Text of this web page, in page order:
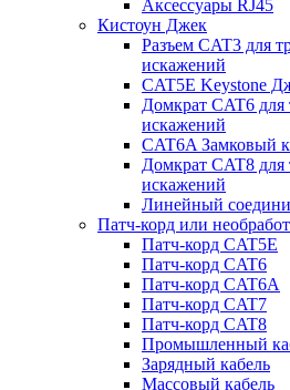
Аксессуары RJ45
Кистоун Джек
Разъем CAT3 для
искажений
CAT5E Keystone
Домкрат CAT6 для
искажений
CAT6A Замковый
Домкрат CAT8 для
искажений
Линейный
Патч-корд или
Патч-корд CAT5E
Патч-корд CAT6
Патч-корд CAT6A
Патч-корд CAT7
Патч-корд CAT8
Промышленный
Зарядный кабель
Массовый кабель